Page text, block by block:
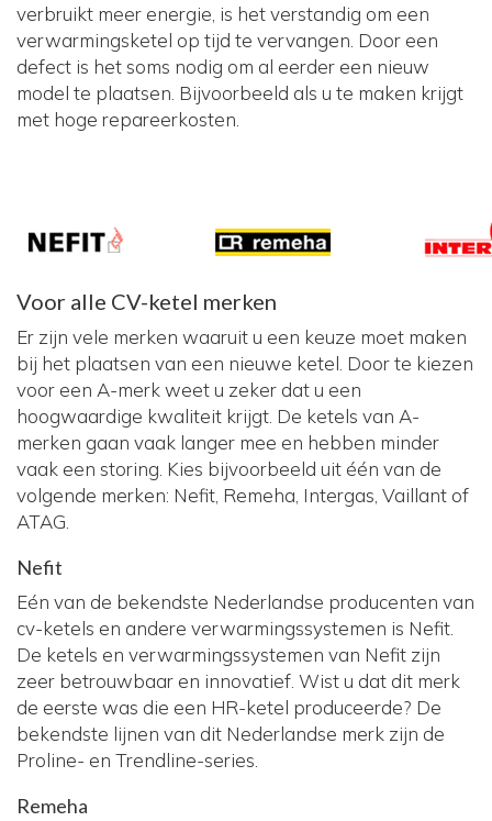
verbruikt meer energie, is het verstandig om een
verwarmingsketel op tijd te vervangen. Door een
defect is het soms nodig om al eerder een nieuw
model te plaatsen. Bijvoorbeeld als u te maken krijgt
met hoge repareerkosten.
Voor alle CV-ketel merken
Er zijn vele merken waaruit u een keuze moet maken
bij het plaatsen van een nieuwe ketel. Door te kiezen
voor een A-merk weet u zeker dat u een
hoogwaardige kwaliteit krijgt. De ketels van A-
merken gaan vaak langer mee en hebben minder
vaak een storing. Kies bijvoorbeeld uit één van de
volgende merken: Nefit, Remeha, Intergas, Vaillant of
ATAG.
Nefit
Eén van de bekendste Nederlandse producenten van
cv-ketels en andere verwarmingssystemen is Nefit.
De ketels en verwarmingssystemen van Nefit zijn
zeer betrouwbaar en innovatief. Wist u dat dit merk
de eerste was die een HR-ketel produceerde? De
bekendste lijnen van dit Nederlandse merk zijn de
Proline- en Trendline-series.
Remeha